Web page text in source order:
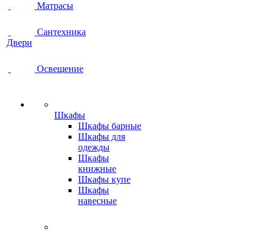
Матрасы
Сантехника
Двери
Освещение
Шкафы
Шкафы барные
Шкафы для
одежды
Шкафы
книжные
Шкафы купе
Шкафы
навесные